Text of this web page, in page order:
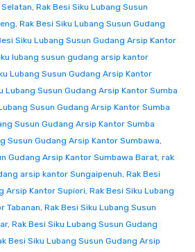
, Rak Besi Siku Lubang Susun
, Rak Besi Siku Lubang Susun Gudang
Siku Lubang Susun Gudang Arsip Kantor
lubang susun gudang arsip kantor
Lubang Susun Gudang Arsip Kantor
Lubang Susun Gudang Arsip Kantor Sumba
Susun Gudang Arsip Kantor Sumba
Susun Gudang Arsip Kantor Sumba
Susun Gudang Arsip Kantor Sumbawa,
Gudang Arsip Kantor Sumbawa Barat, rak
arsip kantor Sungaipenuh, Rak Besi
Arsip Kantor Supiori, Rak Besi Siku Lubang
Tabanan, Rak Besi Siku Lubang Susun
, Rak Besi Siku Lubang Susun Gudang
Besi Siku Lubang Susun Gudang Arsip